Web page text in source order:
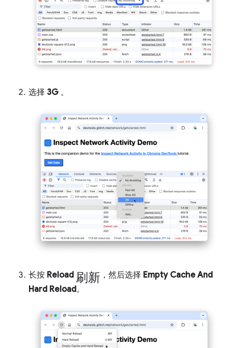
选择 3G 。
长按 Reload 刷新 ，然后选择 Empty Cache And
Hard Reload。